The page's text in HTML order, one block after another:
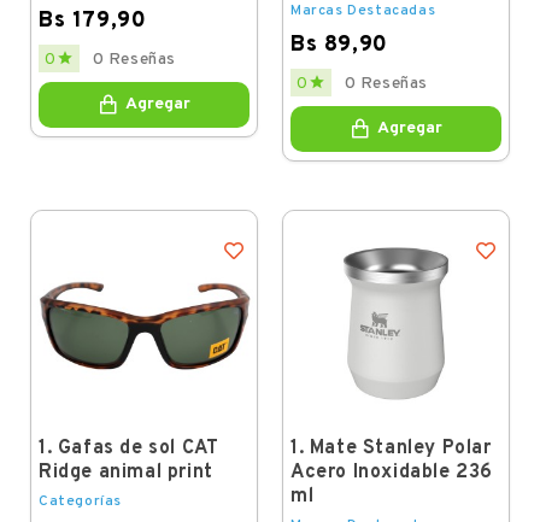
Bs 179,90
Price
0  0 Reseñas
Agregar
Marcas Destacadas
Bs 89,90
Price
0  0 Reseñas
Agregar
1. Gafas de sol CAT
Ridge animal print
Categorías
1. Mate Stanley Polar
Acero Inoxidable 236
ml